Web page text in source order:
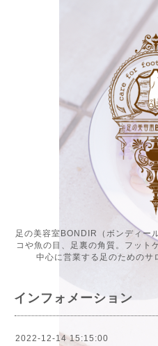
足の美容室BONDIR（ボンディ
コや魚の目、足裏の角質。フット
中心に営業する足のためのサ
インフォメーション
2022-12-14 15:15:00